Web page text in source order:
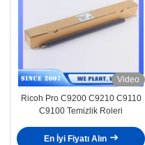
Video
Ricoh Pro C9200 C9210 C9110
C9100 Temizlik Roleri
En İyi Fiyatı Alın